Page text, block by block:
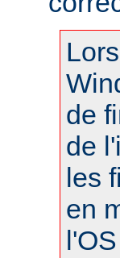
de
de
les
en